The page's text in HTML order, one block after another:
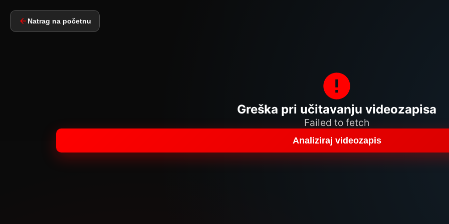
Natrag na početnu
Greška pri učitavanju videozapisa
Failed to fetch
Analiziraj videozapis